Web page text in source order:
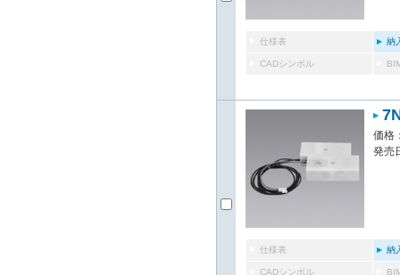
仕様表 納
CADシンボル
価格
発売
仕様表 納
CADシンボル